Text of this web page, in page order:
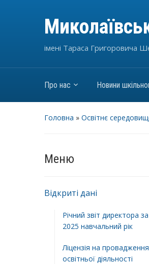
імені Тараса Григоровича
Про нас Новини
Головна » Освітнє
Меню
Відкриті дані
Річний звіт директора
2025 навчальний рік
Ліцензія на провадження
освітньої діяльності